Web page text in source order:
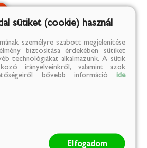
sütiket (cookie) használ
személyre szabott megjelenítése
biztosítása érdekében sütiket
technológiákat alkalmazunk. A sütik
irányelveinkről, valamint azok
bővebb információ ide
Elfogadom